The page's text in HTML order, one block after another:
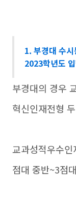
1. 부경대 수
2023학년도
부경대의 경우
혁신인재전형
교과성적우수
점대 중반~3점